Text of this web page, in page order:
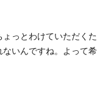
っとわけていただくた
いんですね。よって希